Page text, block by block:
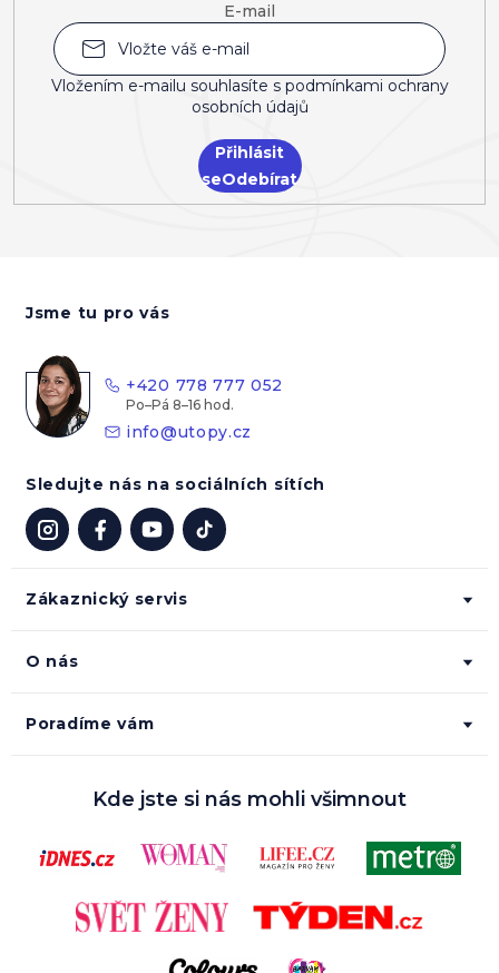
E-mail
Vložením e-mailu souhlasíte s podmínkami ochrany
osobních údajů
Přihlásit
se
Zákaznický servis
O nás
Poradíme vám
Jsme tu pro vás
+420 778 777 052
info@utopy.cz
Sledujte nás na sociálních sítích
Kde jste si nás mohli všimnout